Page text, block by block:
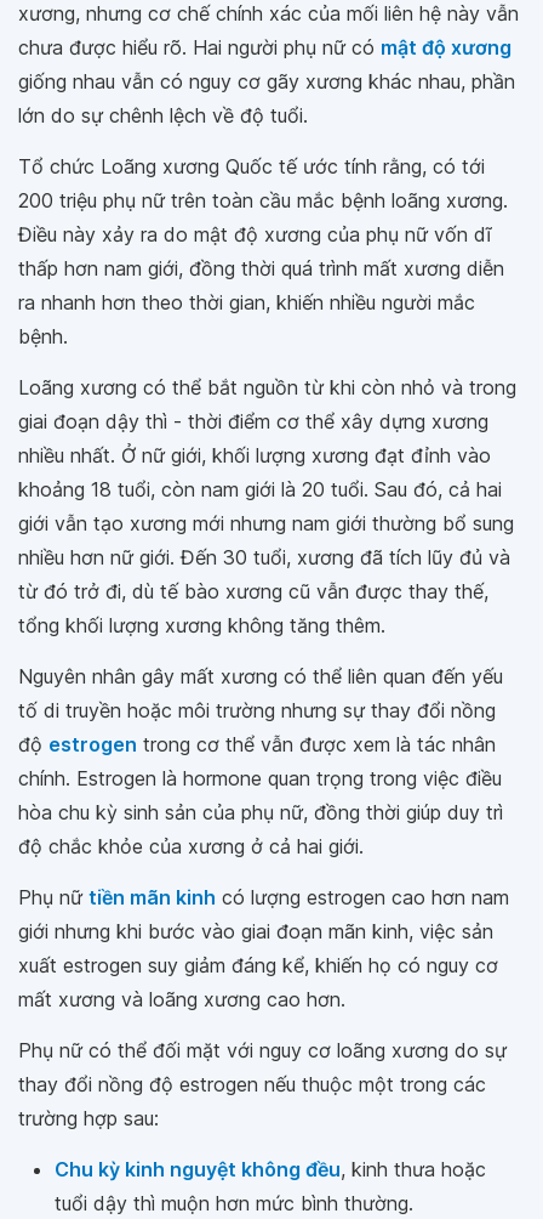
xương, nhưng cơ chế chính xác của mối liên hệ này vẫn
chưa được hiểu rõ. Hai người phụ nữ có mật độ xương
giống nhau vẫn có nguy cơ gãy xương khác nhau, phần
lớn do sự chênh lệch về độ tuổi.
Tổ chức Loãng xương Quốc tế ước tính rằng, có tới
200 triệu phụ nữ trên toàn cầu mắc bệnh loãng xương.
Điều này xảy ra do mật độ xương của phụ nữ vốn dĩ
thấp hơn nam giới, đồng thời quá trình mất xương diễn
ra nhanh hơn theo thời gian, khiến nhiều người mắc
bệnh.
Loãng xương có thể bắt nguồn từ khi còn nhỏ và trong
giai đoạn dậy thì - thời điểm cơ thể xây dựng xương
nhiều nhất. Ở nữ giới, khối lượng xương đạt đỉnh vào
khoảng 18 tuổi, còn nam giới là 20 tuổi. Sau đó, cả hai
giới vẫn tạo xương mới nhưng nam giới thường bổ sung
nhiều hơn nữ giới. Đến 30 tuổi, xương đã tích lũy đủ và
từ đó trở đi, dù tế bào xương cũ vẫn được thay thế,
tổng khối lượng xương không tăng thêm.
Nguyên nhân gây mất xương có thể liên quan đến yếu
tố di truyền hoặc môi trường nhưng sự thay đổi nồng
độ estrogen trong cơ thể vẫn được xem là tác nhân
chính. Estrogen là hormone quan trọng trong việc điều
hòa chu kỳ sinh sản của phụ nữ, đồng thời giúp duy trì
độ chắc khỏe của xương ở cả hai giới.
Phụ nữ tiền mãn kinh có lượng estrogen cao hơn nam
giới nhưng khi bước vào giai đoạn mãn kinh, việc sản
xuất estrogen suy giảm đáng kể, khiến họ có nguy cơ
mất xương và loãng xương cao hơn.
Phụ nữ có thể đối mặt với nguy cơ loãng xương do sự
thay đổi nồng độ estrogen nếu thuộc một trong các
trường hợp sau:
Chu kỳ kinh nguyệt không đều, kinh thưa hoặc
tuổi dậy thì muộn hơn mức bình thường.